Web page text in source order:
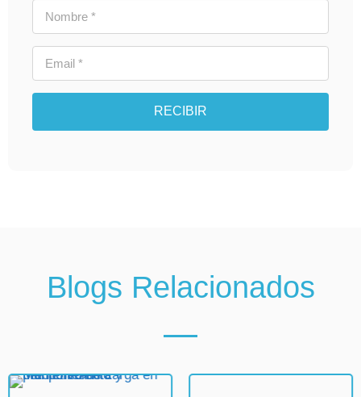
RECIBIR
Blogs Relacionados